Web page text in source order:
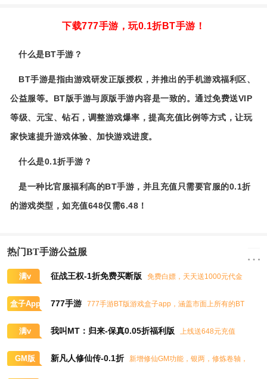
下载777手游，玩0.1折BT手游！
什么是BT手游？
BT手游是指由游戏研发正版授权，并推出的手机游戏福利区、
公益服等。BT版手游与原版手游内容是一致的。通过免费送VIP
等级、元宝、钻石，调整游戏爆率，提高充值比例等方式，让玩
家快速提升游戏体验、加快游戏进度。
什么是0.1折手游？
是一种比官服福利高的BT手游，并且充值只需要官服的0.1折
的游戏类型，如充值648仅需6.48！
热门BT手游公益服
满v 征战王权-1折免费买断版
免费白嫖，天天送1000元代金
盒子App 777手游
777手游BT版游戏盒子app，涵盖市面上所有的BT
满v 我叫MT：归来-保真0.05折福利版
上线送648元充值
GM版 新凡人修仙传-0.1折
新增修仙GM功能，银两，修炼卷轴，